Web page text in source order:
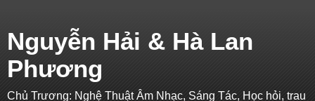
Nguyễn Hải & Hà Lan
Phương
Chủ Trương: Nghệ Thuật Âm Nhạc, Sáng Tác, Học hỏi, trau